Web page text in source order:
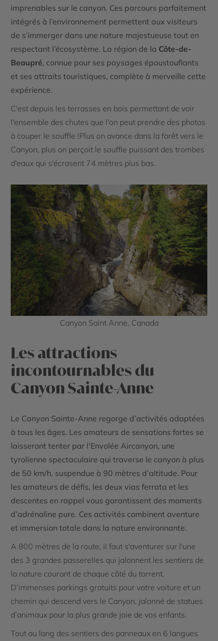
imprenables sur le canyon. Ces parcours parfaitement
intégrés à l’environnement permettent aux visiteurs
de s’immerger dans une nature majestueuse tout en
respectant l’écosystème. La région de la Côte-de-
Beaupré, connue pour ses paysages époustouflants
et ses attraits touristiques, complète à merveille cette
expérience.
C'est depuis les terrasses en bois permettant de voir
l'ensemble des chutes que l'on peut prendre des photos
à couper le souffle !Plus on avance dans la forêt vers le
Canyon, plus on perçoit le souffle puissant des trombes
d'eaux qui s'écrasent 74 mètres plus bas.
Canyon Saint Anne, Canada
Les attractions
incontournables du
Canyon Sainte-Anne
Le Canyon Sainte-Anne regorge d’activités adaptées
à tous les âges. Les amateurs de sensations fortes se
laisseront tenter par l’Envolée Aircanyon, une
tyrolienne spectaculaire qui traverse le canyon à plus
de 50 km/h, suspendue à 90 mètres d’altitude. Pour
les amateurs de défis, les deux vias ferrata et les
descentes en rappel vous garantissent des moments
d’adrénaline pure. Ces activités combinent aventure
et immersion totale dans la nature environnante.
A 800 mètres de la route, il faut s'aventurer sur l'une
des 3 grandes passerelles qui jalonnent les sentiers de
la nature courant de chaque côté du torrent.
D’immenses parkings gratuits pour votre voiture et un
chemin qui descend vers le Canyon, jalonné de statues
d’animaux pour la plus grande joie de vos enfants.
Tout au long des sentiers des panneaux en 6 langues